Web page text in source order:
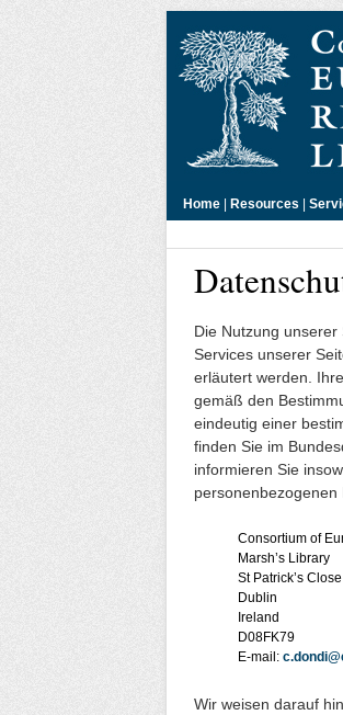
Home | Resources |
Die Nutzung
Services unserer
erläutert werden.
gemäß den
eindeutig einer
finden Sie im
informieren Sie
Consortium of
Marsh’s Library
St Patrick’s Close
Dublin
Ireland
D08FK79
E-mail:
Wir weisen darauf